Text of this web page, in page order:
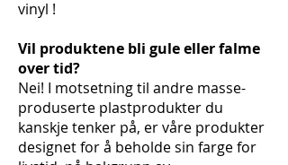
vinyl !
Vil produktene bli gule eller falme
over tid?
Nei! I motsetning til andre masse-
produserte plastprodukter du
kanskje tenker på, er våre produkter
designet for å beholde sin farge for